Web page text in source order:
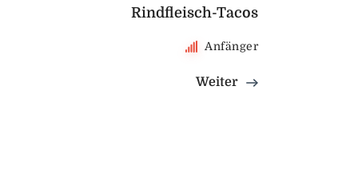
Rindfleisch-Tacos
Anfänger
Weiter